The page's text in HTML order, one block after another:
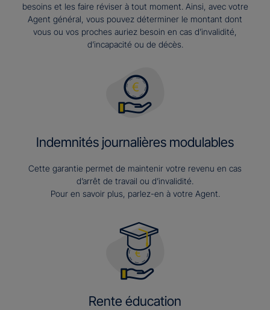
besoins et les faire réviser à tout moment. Ainsi, avec votre
Agent général, vous pouvez déterminer le montant dont
vous ou vos proches auriez besoin en cas d’invalidité,
d’incapacité ou de décès.
Indemnités journalières modulables
Cette garantie permet de maintenir votre revenu en cas
d’arrêt de travail ou d’invalidité.
Pour en savoir plus, parlez-en à votre Agent.
Rente éducation